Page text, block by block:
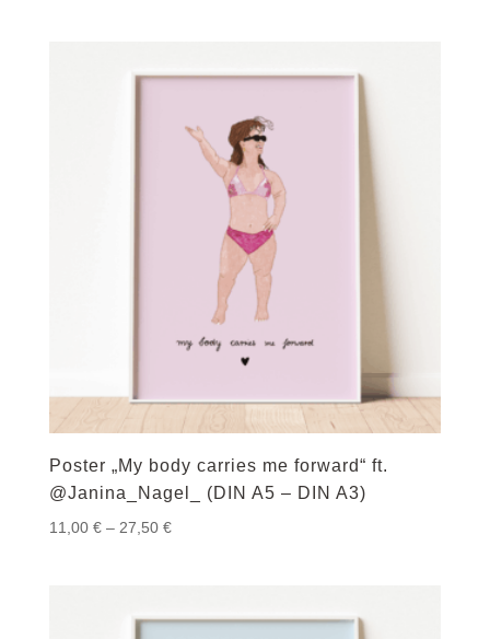
Poster „My body carries me forward“ ft.
@Janina_Nagel_ (DIN A5 – DIN A3)
11,00 € – 27,50 €Preisspanne: